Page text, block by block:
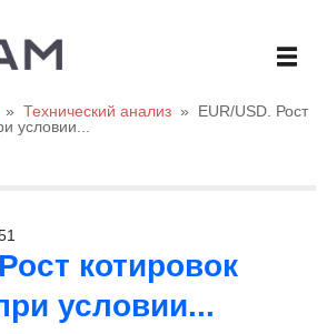
» Технический анализ »
EUR/USD. Рост
условии...
котировок
условии...